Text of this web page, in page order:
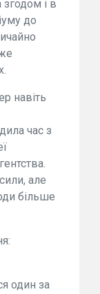
згодом і в
до
навіть
час з
але
більше
один за